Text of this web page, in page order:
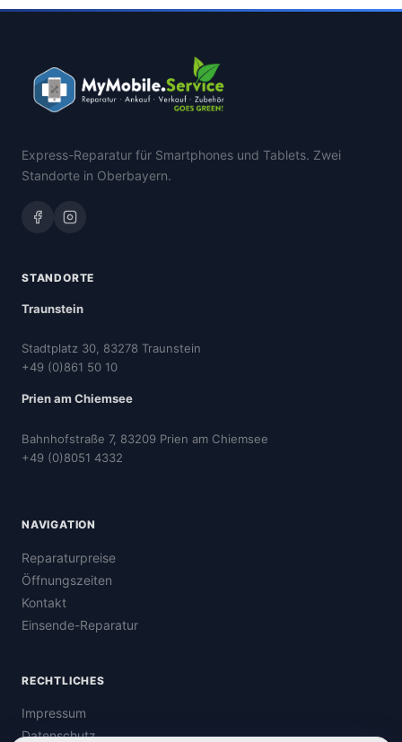
Express-Reparatur für Smartphones und Tablets. Zwei
Standorte in Oberbayern.
STANDORTE
Traunstein
Stadtplatz 30, 83278 Traunstein
+49 (0)861 50 10
Prien am Chiemsee
Bahnhofstraße 7, 83209 Prien am Chiemsee
+49 (0)8051 4332
NAVIGATION
Reparaturpreise
Öffnungszeiten
Kontakt
Einsende-Reparatur
RECHTLICHES
Impressum
Datenschutz